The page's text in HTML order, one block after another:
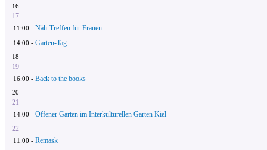
16
17
11:00 - Näh-Treffen für Frauen
14:00 - Garten-Tag
18
19
16:00 - Back to the books
20
21
14:00 - Offener Garten im Interkulturellen Garten Kiel
22
11:00 - Remask